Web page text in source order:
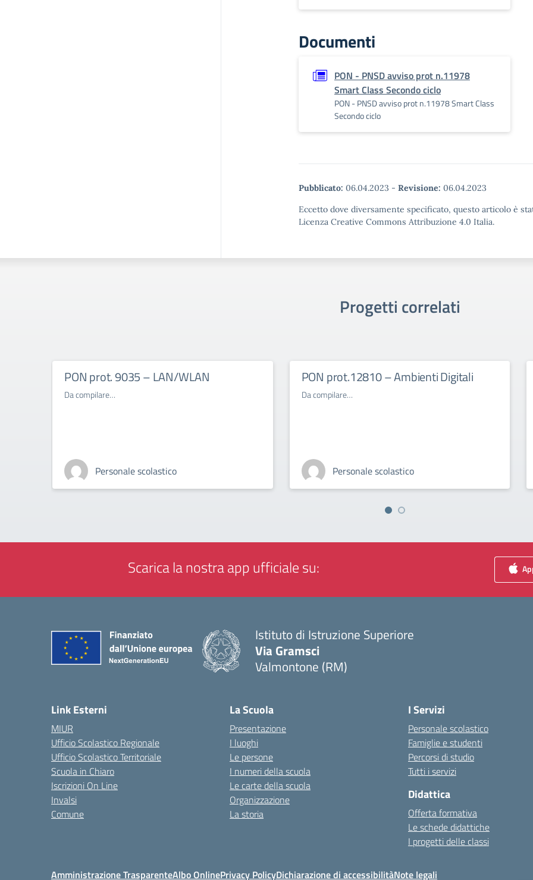
Documenti
PON - PNSD avviso prot n.11978
Smart Class Secondo ciclo
PON - PNSD avviso prot n.11978 Smart Class
Secondo ciclo
Pubblicato: 06.04.2023 - Revisione: 06.04.2023
Eccetto dove diversamente specificato, questo articolo è
Licenza Creative Commons Attribuzione 4.0 Italia.
Progetti correlati
PON prot. 9035 – LAN/WLAN
Da compilare…
Personale scolastico
PON prot.12810 – Ambienti Digitali
Da compilare…
Personale scolastico
Scarica la nostra app ufficiale su:
Istituto di Istruzione Superiore
Via Gramsci
Valmontone (RM)
Link Esterni
MIUR
Ufficio Scolastico Regionale
Ufficio Scolastico Territoriale
Scuola in Chiaro
Iscrizioni On Line
Invalsi
Comune
La Scuola
Presentazione
I luoghi
Le persone
I numeri della scuola
Le carte della scuola
Organizzazione
La storia
I Servizi
Personale scolastico
Famiglie e studenti
Percorsi di studio
Tutti i servizi
Didattica
Offerta formativa
Le schede didattiche
I progetti delle classi
Amministrazione TrasparenteAlbo OnlinePrivacy PolicyDichiarazione di accessibilitàNote legali